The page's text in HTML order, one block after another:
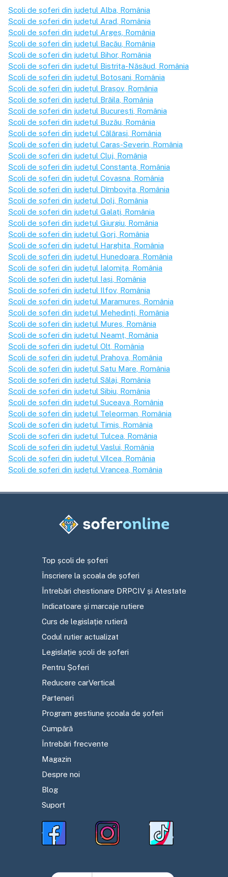
Școli de șoferi din județul Alba , România
Școli de șoferi din județul Arad , România
Școli de șoferi din județul Argeș , România
Școli de șoferi din județul Bacău , România
Școli de șoferi din județul Bihor, România
Școli de șoferi din județul Bistrița-Năsăud , România
Școli de șoferi din județul Botoșani , România
Școli de șoferi din județul Brașov , România
Școli de șoferi din județul Brăila , România
Școli de șoferi din județul București , România
Școli de șoferi din județul Buzău , România
Școli de șoferi din județul Călărași , România
Școli de șoferi din județul Caraș-Severin , România
Școli de șoferi din județul Cluj , România
Școli de șoferi din județul Constanța , România
Școli de șoferi din județul Covasna , România
Școli de șoferi din județul Dîmbovița , România
Școli de șoferi din județul Dolj , România
Școli de șoferi din județul Galați , România
Școli de șoferi din județul Giurgiu , România
Școli de șoferi din județul Gorj , România
Școli de șoferi din județul Harghita , România
Școli de șoferi din județul Hunedoara , România
Școli de șoferi din județul Ialomița , România
Școli de șoferi din județul Iași , România
Școli de șoferi din județul Ilfov , România
Școli de șoferi din județul Maramureș , România
Școli de șoferi din județul Mehedinți , România
Școli de șoferi din județul Mureș , România
Școli de șoferi din județul Neamț , România
Școli de șoferi din județul Olt , România
Școli de șoferi din județul Prahova , România
Școli de șoferi din județul Satu Mare , România
Școli de șoferi din județul Sălaj , România
Școli de șoferi din județul Sibiu , România
Școli de șoferi din județul Suceava , România
Școli de șoferi din județul Teleorman , România
Școli de șoferi din județul Timiș , România
Școli de șoferi din județul Tulcea , România
Școli de șoferi din județul Vaslui , România
Școli de șoferi din județul Vîlcea , România
Școli de șoferi din județul Vrancea , România
Top școli de șoferi
Înscriere la școala de șoferi
Întrebări chestionare DRPCIV și Atestate
Indicatoare și marcaje rutiere
Curs de legislație rutieră
Codul rutier actualizat
Legislație școli de șoferi
Pentru Șoferi
Reducere carVertical
Parteneri
Program gestiune școala de șoferi
Cumpără
Întrebări frecvente
Magazin
Despre noi
Blog
Suport